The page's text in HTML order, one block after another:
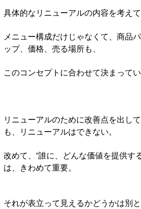
具体的なリニューアルの内容を考えて
メニュー構成だけじゃなくて、商品
ップ、価格、売る場所も、
このコンセプトに合わせて決まってい
リニューアルのために改善点を出し
も、リニューアルはできない。
改めて、”誰に、どんな価値を提供す
は、きわめて重要。
それが表立って見えるかどうかは別と